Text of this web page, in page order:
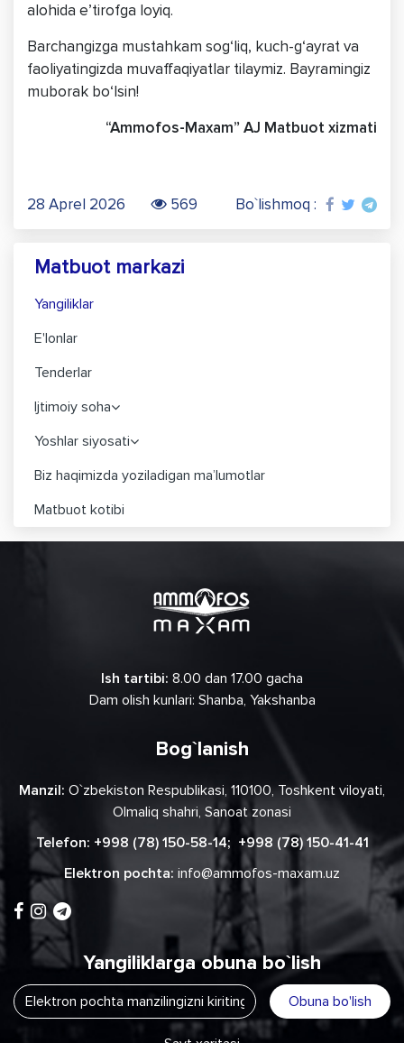
alohida e’tirofga loyiq.
Barchangizga mustahkam sog‘liq, kuch-g‘ayrat va
faoliyatingizda muvaffaqiyatlar tilaymiz. Bayramingiz
muborak bo‘lsin!
“Ammofos-Maxam” AJ Matbuot xizmati
28 Aprel 2026 569 Bo`lishmoq :
Matbuot markazi
Yangiliklar
E'lonlar
Tenderlar
Ijtimoiy soha
Yoshlar siyosati
Biz haqimizda yoziladigan ma’lumotlar
Matbuot kotibi
Ish tartibi: 8.00 dan 17.00 gacha
Dam olish kunlari: Shanba, Yakshanba
Bog`lanish
Manzil: O`zbekiston Respublikasi, 110100, Toshkent viloyati,
Olmaliq shahri, Sanoat zonasi
Telefon: +998 (78) 150-58-14; +998 (78) 150-41-41
Elektron pochta: info@ammofos-maxam.uz
Yangiliklarga obuna bo`lish
Obuna bo'lish